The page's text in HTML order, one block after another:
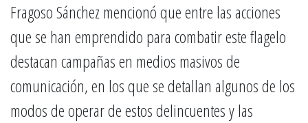
Fragoso Sánchez mencionó que entre las acciones
que se han emprendido para combatir este flagelo
destacan campañas en medios masivos de
comunicación, en los que se detallan algunos de los
modos de operar de estos delincuentes y las